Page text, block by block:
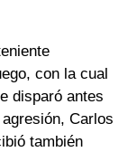
con la cual
disparó antes
Carlos
también